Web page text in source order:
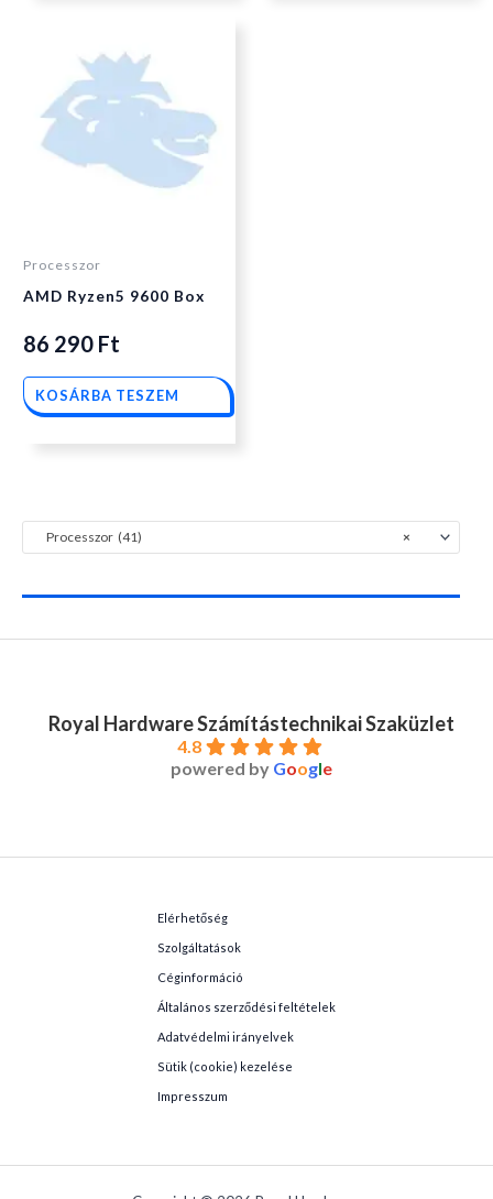
×
Processzor (41)
Processzor
AMD Ryzen5 9600 Box
86 290 Ft
KOSÁRBA TESZEM
Royal Hardware Számítástechnikai Szaküzlet
4.8
powered by Google
Elérhetőség
Szolgáltatások
Céginformáció
Általános szerződési feltételek
Adatvédelmi irányelvek
Sütik (cookie) kezelése
Impresszum